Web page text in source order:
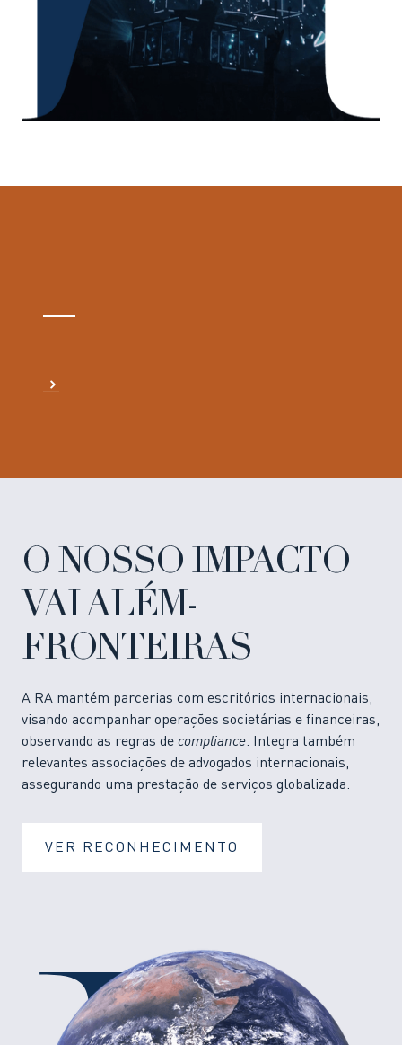
O NOSSO IMPACTO
VAI ALÉM-
FRONTEIRAS
A RA mantém parcerias com escritórios internacionais,
visando acompanhar operações societárias e financeiras,
observando as regras de compliance. Integra também
relevantes associações de advogados internacionais,
assegurando uma prestação de serviços globalizada.
VER RECONHECIMENTO